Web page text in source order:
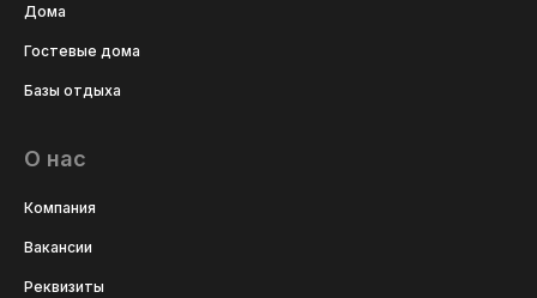
Дома
Гостевые дома
Базы отдыха
О нас
Компания
Вакансии
Реквизиты